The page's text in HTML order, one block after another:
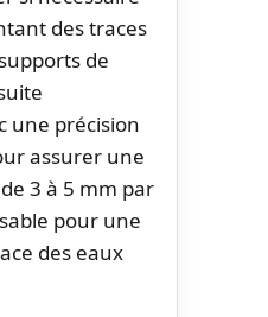
des traces
de
une précision
assurer une
3 à 5 mm par
pour une
des eaux